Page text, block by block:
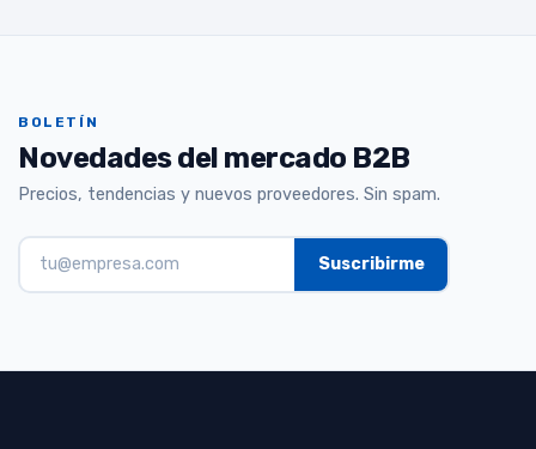
BOLETÍN
Novedades del mercado B2B
Precios, tendencias y nuevos proveedores. Sin spam.